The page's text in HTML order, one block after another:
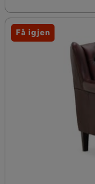
Få igjen